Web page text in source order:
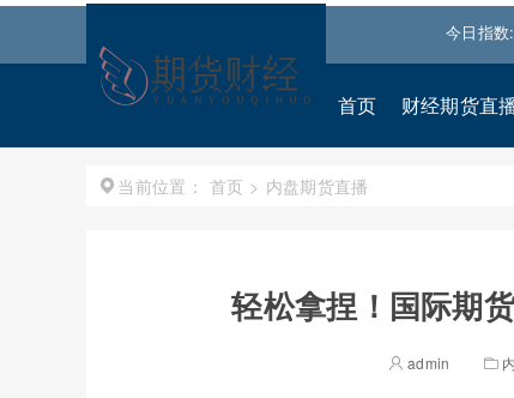
今日指数:
26348.3522 -
首页 财经期货直
当前位置： 首页 > 内盘期货直播
轻松拿捏！国际期
admin